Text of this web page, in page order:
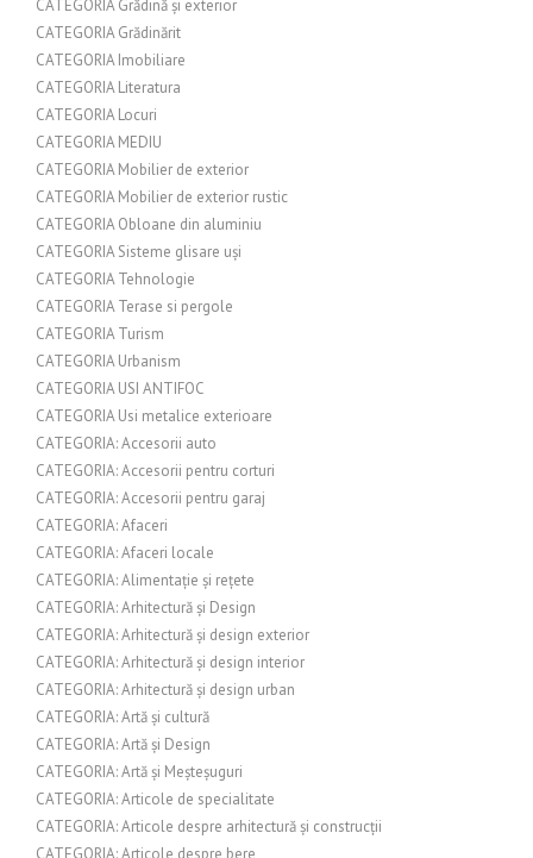
CATEGORIA Grădină și exterior
CATEGORIA Grădinărit
CATEGORIA Imobiliare
CATEGORIA Literatura
CATEGORIA Locuri
CATEGORIA MEDIU
CATEGORIA Mobilier de exterior
CATEGORIA Mobilier de exterior rustic
CATEGORIA Obloane din aluminiu
CATEGORIA Sisteme glisare uși
CATEGORIA Tehnologie
CATEGORIA Terase si pergole
CATEGORIA Turism
CATEGORIA Urbanism
CATEGORIA USI ANTIFOC
CATEGORIA Usi metalice exterioare
CATEGORIA: Accesorii auto
CATEGORIA: Accesorii pentru corturi
CATEGORIA: Accesorii pentru garaj
CATEGORIA: Afaceri
CATEGORIA: Afaceri locale
CATEGORIA: Alimentație și rețete
CATEGORIA: Arhitectură și Design
CATEGORIA: Arhitectură și design exterior
CATEGORIA: Arhitectură și design interior
CATEGORIA: Arhitectură și design urban
CATEGORIA: Artă și cultură
CATEGORIA: Artă și Design
CATEGORIA: Artă și Meșteșuguri
CATEGORIA: Articole de specialitate
CATEGORIA: Articole despre arhitectură și construcții
CATEGORIA: Articole despre bere